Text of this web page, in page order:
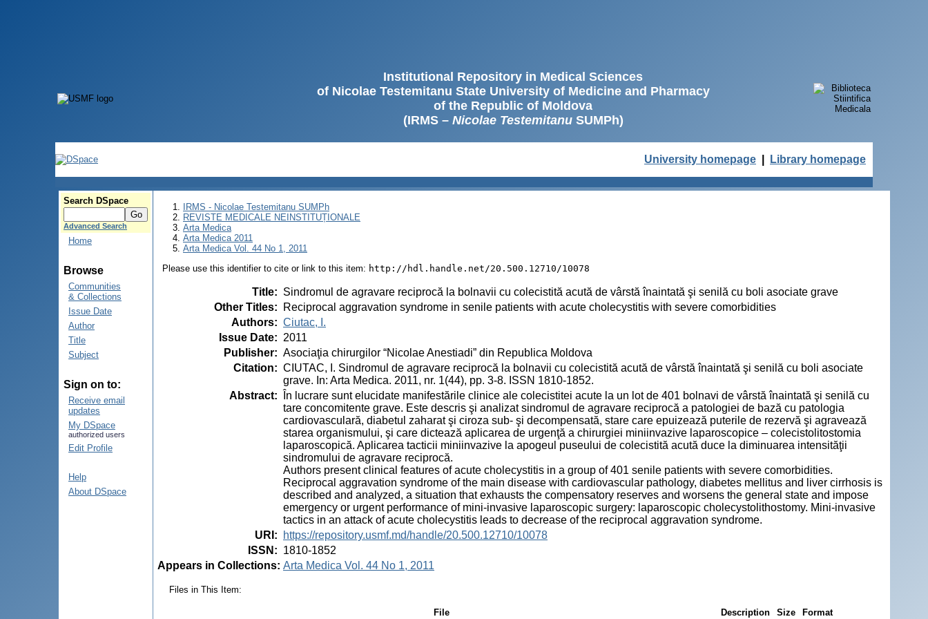
Institutional Repository in Medical Sciences
of Nicolae Testemitanu State University of Medicine and Pharmacy
of the Republic of Moldova
(IRMS – Nicolae TestemitanuSUMPh)
University homepage Library homepage
Search DSpace
Advanced Search
Home
Browse
Communities
& Collections
Issue Date
Author
Title
Subject
Sign on to:
Receive email
updates
My DSpace
authorized users
Edit Profile
Help
About DSpace
IRMS - Nicolae Testemitanu SUMPh
REVISTE MEDICALE NEINSTITUȚIONALE
Arta Medica
Arta Medica 2011
Arta Medica Vol. 44 No 1, 2011
Please use this identifier to cite or link to this item: http://hdl.handle.net/20.500.12710/10078
Title: Sindromul de agravare reciprocă la bolnavii cu colecistită acută de vârstă înaintată şi senilă cu boli asociate grave
Other Titles:
Reciprocal aggravation syndrome in senile patients with acute cholecystitis with severe comorbidities
Authors: Ciutac, I.
Issue Date: 2011
Publisher: Asociaţia chirurgilor “Nicolae Anestiadi” din Republica Moldova
Citation: CIUTAC, I. Sindromul de agravare reciprocă la bolnavii cu colecistită acută de vârstă înaintată şi senilă cu boli asociate
grave. In: Arta Medica. 2011, nr. 1(44), pp. 3-8. ISSN 1810-1852.
Abstract:
În lucrare sunt elucidate manifestările clinice ale colecistitei acute la un lot de 401 bolnavi de vârstă înaintată şi senilă cu
tare concomitente grave. Este descris şi analizat sindromul de agravare reciprocă a patologiei de bază cu patologia
cardiovasculară, diabetul zaharat şi ciroza sub- şi decompensată, stare care epuizează puterile de rezervă şi agravează
starea organismului, şi care dictează aplicarea de urgenţă a chirurgiei miniinvazive laparoscopice – colecistolitostomia
laparoscopică. Aplicarea tacticii miniinvazive la apogeul puseului de colecistită acută duce la diminuarea intensităţii
sindromului de agravare reciprocă.
Authors present clinical features of acute cholecystitis in a group of 401 senile patients with severe comorbidities.
Reciprocal aggravation syndrome of the main disease with cardiovascular pathology, diabetes mellitus and liver cirrhosis is
described and analyzed, a situation that exhausts the compensatory reserves and worsens the general state and impose
emergency or urgent performance of mini-invasive laparoscopic surgery: laparoscopic cholecystolithostomy. Mini-invasive
tactics in an attack of acute cholecystitis leads to decrease of the reciprocal aggravation syndrome.
URI :
https://repository.usmf.md/handle/20.500.12710/10078
ISSN : 1810-1852
Appears in Collections: Arta Medica Vol. 44 No 1, 2011
Files in This Item:
File Description Size Format